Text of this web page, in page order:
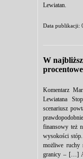
Lewiatan.
Data publikacji:
W
Komentarz
Lewiatana
scenariusz
finansowy też
wysokości
możliwe ruchy
granicy – […]